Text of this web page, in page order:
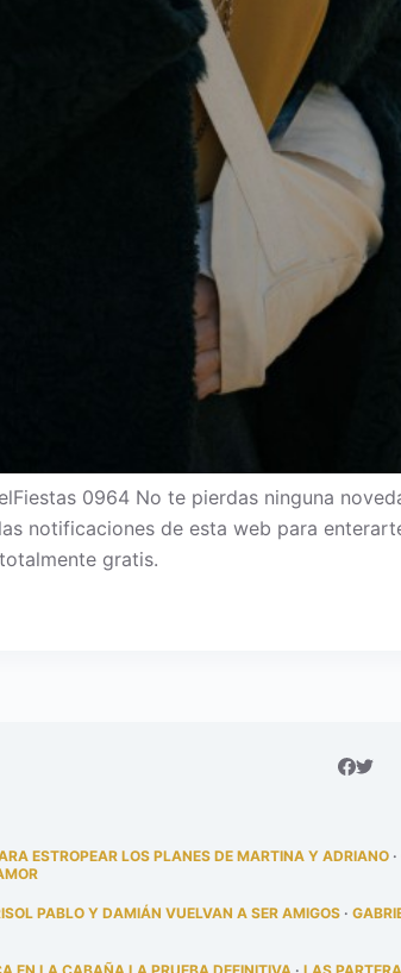
0964 No te pierdas ninguna
notificaciones de esta web para
totalmente gratis.
ESTROPEAR LOS PLANES DE MARTINA Y ADRIANO ·
PABLO Y DAMIÁN VUELVAN A SER AMIGOS ·